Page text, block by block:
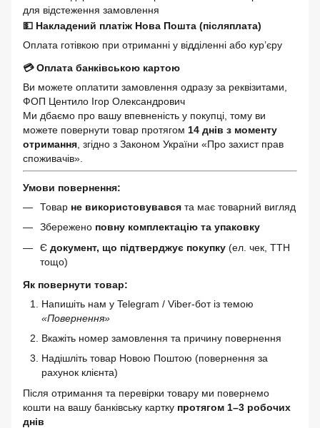
для відстеження замовлення
💵 Накладений платіж Нова Пошта (післяплата)
Оплата готівкою при отриманні у відділенні або кур’єру
💳 Оплата банківською картою
Ви можете оплатити замовлення одразу за реквізитами,
ФОП Центило Ігор Олександрович
Ми дбаємо про вашу впевненість у покупці, тому ви
можете повернути товар протягом 14 днів з моменту
отримання , згідно з Законом України «Про захист прав
споживачів».
Умови повернення:
Товар не використовувався та має товарний вигляд
Збережено повну комплектацію та упаковку
Є документ, що підтверджує покупку (ел. чек, ТТН
тощо)
Як повернути товар:
Напишіть нам у Telegram / Viber-бот із темою
«Повернення»
Вкажіть номер замовлення та причину повернення
Надішліть товар Новою Поштою (повернення за
рахунок клієнта)
Після отримання та перевірки товару ми повернемо
кошти на вашу банківську картку протягом 1–3 робочих
днів